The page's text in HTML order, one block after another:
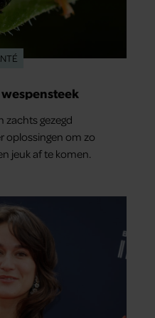
zachts gezegd
oplossingen om zo
jeuk af te komen.